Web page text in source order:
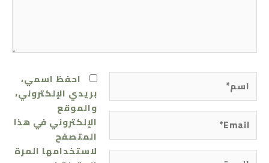
اسم*
احفظ اسمي،
بريدي الإلكتروني،
والموقع
الإلكتروني في هذا
المتصفح
لاستخدامها المرة